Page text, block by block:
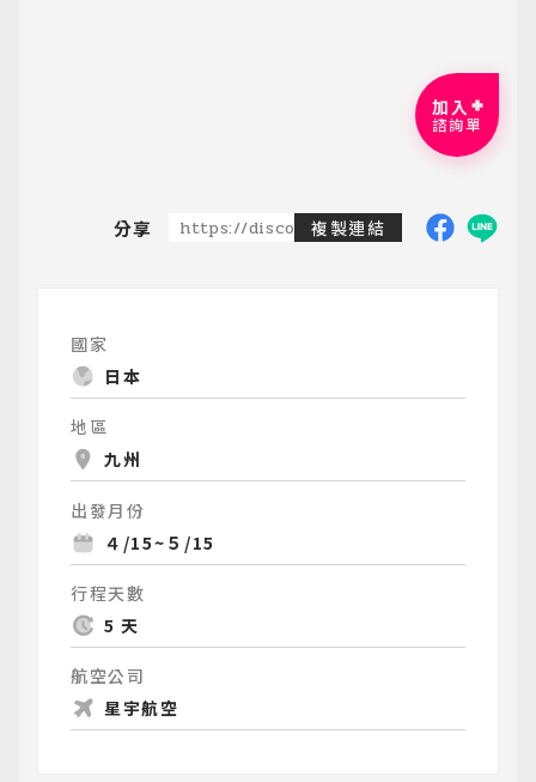
加入
諮詢單
分享 https://discoveredtravel.com.tw/
複製連結
國家
日本
地區
九州
出發月份
４/15~５/15
行程天數
5 天
航空公司
星宇航空